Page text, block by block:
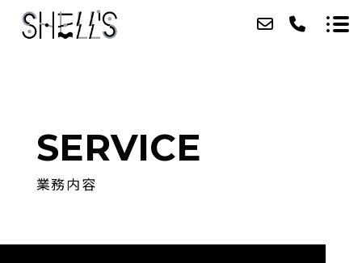
SERVICE
SERVICE
業務内容